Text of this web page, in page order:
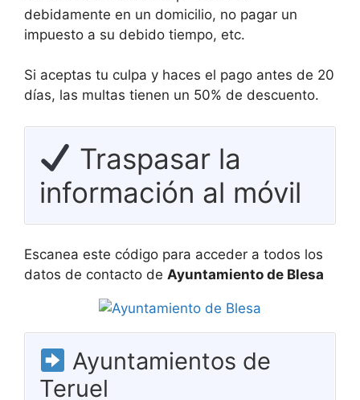
debidamente en un domicilio, no pagar un
impuesto a su debido tiempo, etc.
Si aceptas tu culpa y haces el pago antes de 20
días, las multas tienen un 50% de descuento.
Traspasar la
información al móvil
Escanea este código para acceder a todos los
datos de contacto de Ayuntamiento de Blesa
Ayuntamientos de
Teruel